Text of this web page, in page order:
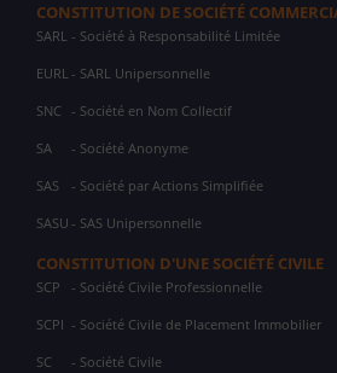
CONSTITUTION DE SOCIÉTÉ
SARL - Société à Responsabilité Limitée
EURL - SARL Unipersonnelle
SNC - Société en Nom Collectif
SA - Société Anonyme
SAS - Société par Actions Simplifiée
SASU - SAS Unipersonnelle
CONSTITUTION D'UNE SOCIÉTÉ CIVILE
SCP - Société Civile Professionnelle
SCPI - Société Civile de Placement Immobilier
SC - Société Civile